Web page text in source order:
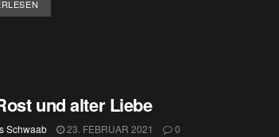
und alter Liebe
Schwaab 23. FEBRUAR 2021 0